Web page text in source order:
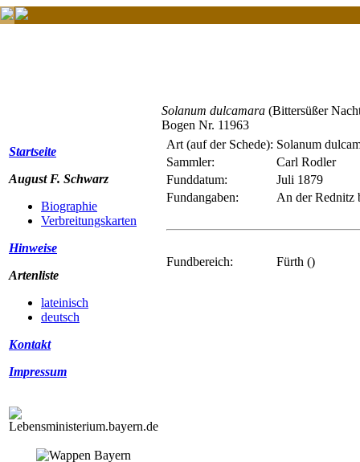
Startseite
August F. Schwarz
Biographie
Verbreitungskarten
Hinweise
Artenliste
lateinisch
deutsch
Kontakt
Impressum
Solanum dulcamara (Bittersüßer
Bogen Nr. 11963
Art (auf der Schede): Solanum
Sammler:
Carl Rodler
Funddatum:
Juli 1879
Fundangaben:
An der Rednitz
Fundbereich: Fürth ()